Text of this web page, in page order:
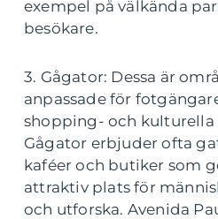
exempel på välkända
besökare.
3. Gågator: Dessa är
anpassade för
shopping- och kulturella
Gågator erbjuder ofta
kaféer och butiker som
attraktiv plats för
och utforska. Avenida